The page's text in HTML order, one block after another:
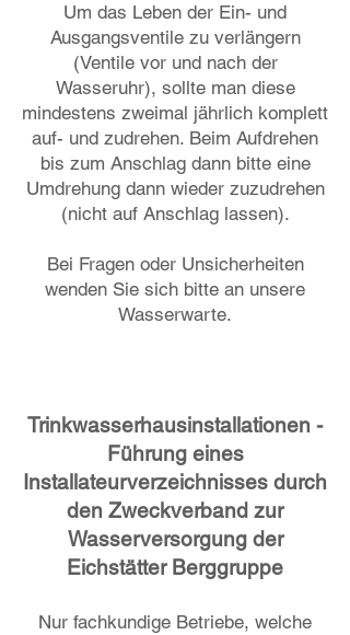
Um das Leben der Ein- und
Ausgangsventile zu verlängern
(Ventile vor und nach der
Wasseruhr), sollte man diese
mindestens zweimal jährlich komplett
auf- und zudrehen. Beim Aufdrehen
bis zum Anschlag dann bitte eine
Umdrehung dann wieder zuzudrehen
(nicht auf Anschlag lassen).
Bei Fragen oder Unsicherheiten
wenden Sie sich bitte an unsere
Wasserwarte.
Trinkwasserhausinstallationen -
Führung eines
Installateurverzeichnisses durch
den Zweckverband zur
Wasserversorgung der
Eichstätter Berggruppe
Nur fachkundige Betriebe, welche